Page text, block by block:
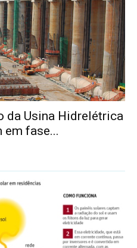
da Usina Hidrelétrica
em fase...